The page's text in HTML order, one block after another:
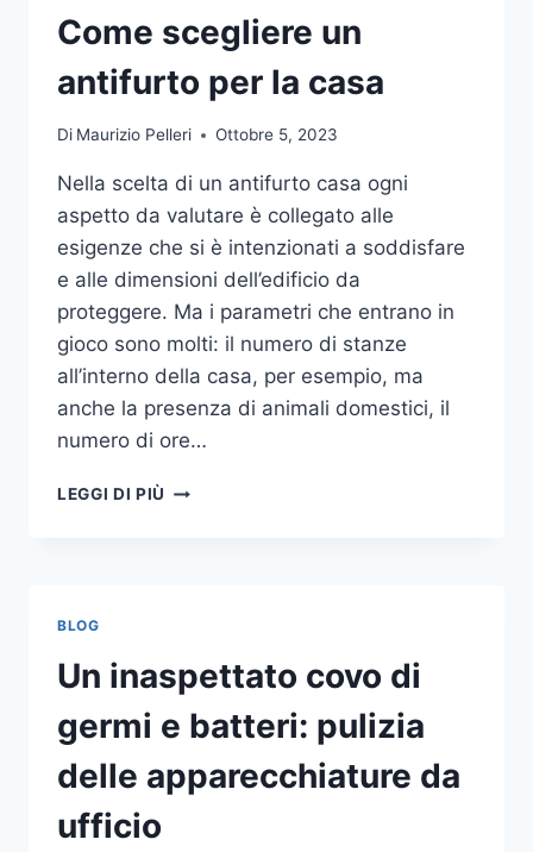
A
UNA
TIPOGRAFIA
ECCO
SCEGLIERE
Come scegliere un
antifurto per la casa
Di Maurizio Pelleri Ottobre 5, 2023
Nella scelta di un antifurto casa ogni
aspetto da valutare è collegato alle
esigenze che si è intenzionati a soddisfare
e alle dimensioni dell’edificio da
proteggere. Ma i parametri che entrano in
gioco sono molti: il numero di stanze
all’interno della casa, per esempio, ma
anche la presenza di animali domestici, il
numero di ore…
LEGGI DI PIÙ COME
BLOG
Un inaspettato covo di
germi e batteri: pulizia
delle apparecchiature da
ufficio